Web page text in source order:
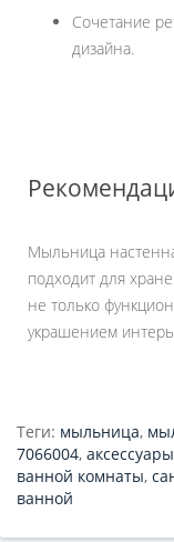
Сочетание
дизайна.
Мыльница
подходит для
не только
украшением
Теги: мыльница,
7066004,
ванной комнаты,
ванной